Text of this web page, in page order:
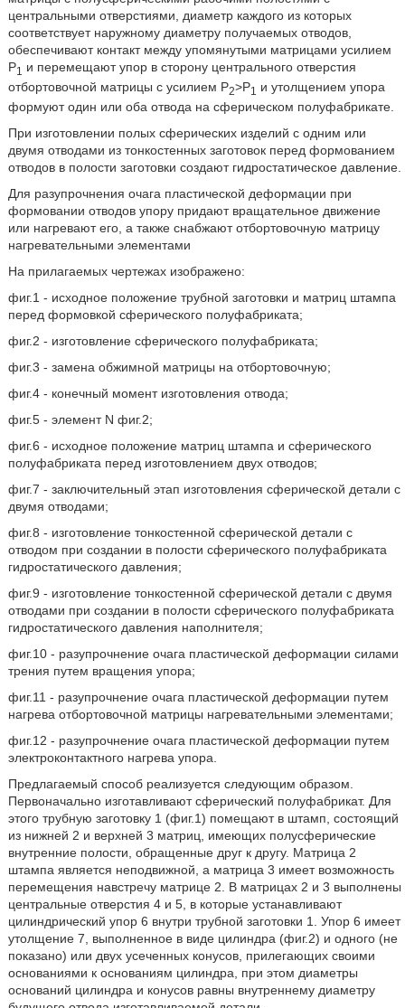
центральными отверстиями, диаметр каждого из которых
соответствует наружному диаметру получаемых отводов,
обеспечивают контакт между упомянутыми матрицами усилием
Р1
и перемещают упор в сторону центрального отверстия
отбортовочной матрицы с усилием Р2>P1
и утолщением упора
формуют один или оба отвода на сферическом полуфабрикате.
При изготовлении полых сферических изделий с одним или
двумя отводами из тонкостенных заготовок перед формованием
отводов в полости заготовки создают гидростатическое давление.
Для разупрочнения очага пластической деформации при
формовании отводов упору придают вращательное движение
или нагревают его, а также снабжают отбортовочную матрицу
нагревательными элементами
На прилагаемых чертежах изображено:
фиг.1 - исходное положение трубной заготовки и матриц штампа
перед формовкой сферического полуфабриката;
фиг.2 - изготовление сферического полуфабриката;
фиг.3 - замена обжимной матрицы на отбортовочную;
фиг.4 - конечный момент изготовления отвода;
фиг.5 - элемент N фиг.2;
фиг.6 - исходное положение матриц штампа и сферического
полуфабриката перед изготовлением двух отводов;
фиг.7 - заключительный этап изготовления сферической детали с
двумя отводами;
фиг.8 - изготовление тонкостенной сферической детали с
отводом при создании в полости сферического полуфабриката
гидростатического давления;
фиг.9 - изготовление тонкостенной сферической детали с двумя
отводами при создании в полости сферического полуфабриката
гидростатического давления наполнителя;
фиг.10 - разупрочнение очага пластической деформации силами
трения путем вращения упора;
фиг.11 - разупрочнение очага пластической деформации путем
нагрева отбортовочной матрицы нагревательными элементами;
фиг.12 - разупрочнение очага пластической деформации путем
электроконтактного нагрева упора.
Предлагаемый способ реализуется следующим образом.
Первоначально изготавливают сферический полуфабрикат. Для
этого трубную заготовку 1 (фиг.1) помещают в штамп, состоящий
из нижней 2 и верхней 3 матриц, имеющих полусферические
внутренние полости, обращенные друг к другу. Матрица 2
штампа является неподвижной, а матрица 3 имеет возможность
перемещения навстречу матрице 2. В матрицах 2 и 3 выполнены
центральные отверстия 4 и 5, в которые устанавливают
цилиндрический упор 6 внутри трубной заготовки 1. Упор 6 имеет
утолщение 7, выполненное в виде цилиндра (фиг.2) и одного (не
показано) или двух усеченных конусов, прилегающих своими
основаниями к основаниям цилиндра, при этом диаметры
оснований цилиндра и конусов равны внутреннему диаметру